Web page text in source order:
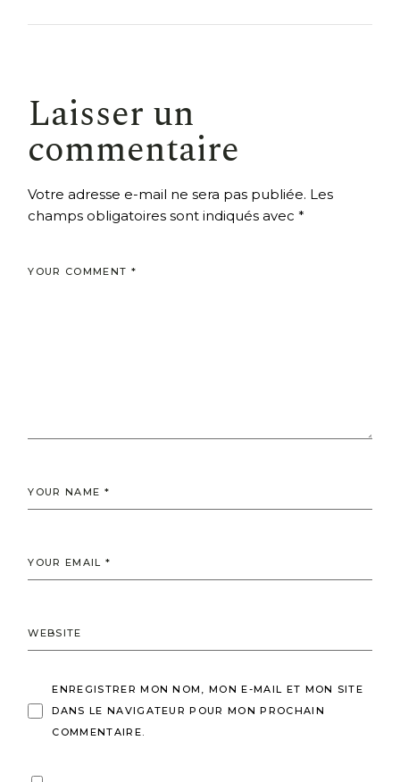
Laisser un
commentaire
Votre adresse e-mail ne sera pas publiée. Les
champs obligatoires sont indiqués avec*
ENREGISTRER MON NOM, MON E-MAIL ET MON SITE
DANS LE NAVIGATEUR POUR MON PROCHAIN
COMMENTAIRE.